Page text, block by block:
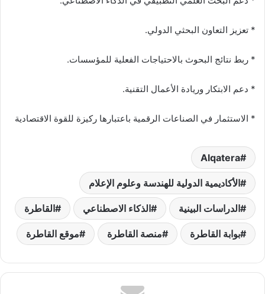
* تعزيز التعاون البحثي الدولي.
* ربط نتائج البحوث بالاحتياجات الفعلية للمؤسسات.
* دعم الابتكار وريادة الأعمال التقنية.
* الاستثمار في الصناعات الرقمية باعتبارها ركيزة للقوة الاقتصادية
Alqatera
الأكاديمية الدولية للهندسة وعلوم الإعلام
الدراسات البينية الذكاء الاصطناعي القاطرة
بوابة القاطرة منصة القاطرة موقع القاطرة